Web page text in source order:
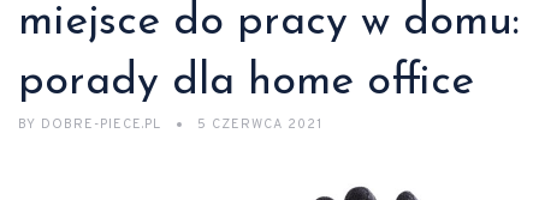
miejsce do pracy w domu:
porady dla home office
BY DOBRE-PIECE.PL 5 CZERWCA 2021